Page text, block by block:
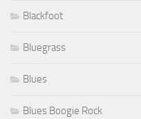
Blackfoot
Bluegrass
Blues
Blues Boogie Rock